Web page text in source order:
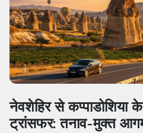
नेवशेहिर से कप्पाडोशिया के
ट्रांसफर: तनाव-मुक्त